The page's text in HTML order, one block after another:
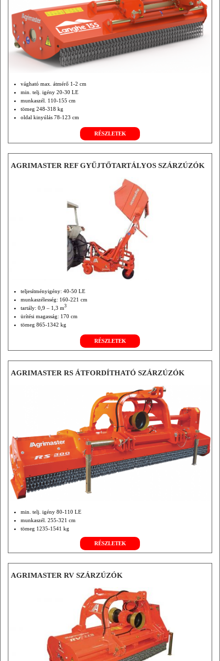
vágható max. átmérő 1-2 cm
min. telj. igény 20-30 LE
munkaszél. 110-155 cm
tömeg 248-318 kg
oldal kinyúlás 78-123 cm
RÉSZLETEK
AGRIMASTER REF GYŰJTŐTARTÁLYOS SZÁRZÚZÓK
teljesítményigény: 40-50 LE
munkaszélesség: 160-221 cm
tartály: 0,9 – 1,3 m3
ürítési magasság: 170 cm
tömeg 865-1342 kg
RÉSZLETEK
AGRIMASTER RS ÁTFORDÍTHATÓ SZÁRZÚZÓK
min. telj. igény 80-110 LE
munkaszél. 255-321 cm
tömeg 1235-1541 kg
RÉSZLETEK
AGRIMASTER RV SZÁRZÚZÓK